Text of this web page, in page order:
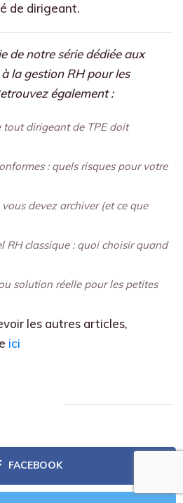
de dirigeant.
de notre série dédiée aux
la gestion RH pour les
également :
tout dirigeant de TPE doit
: quels risques pour votre
devez archiver (et ce que
RH classique : quoi choisir quand
solution réelle pour les petites
les autres articles,
ici
FACEBOOK